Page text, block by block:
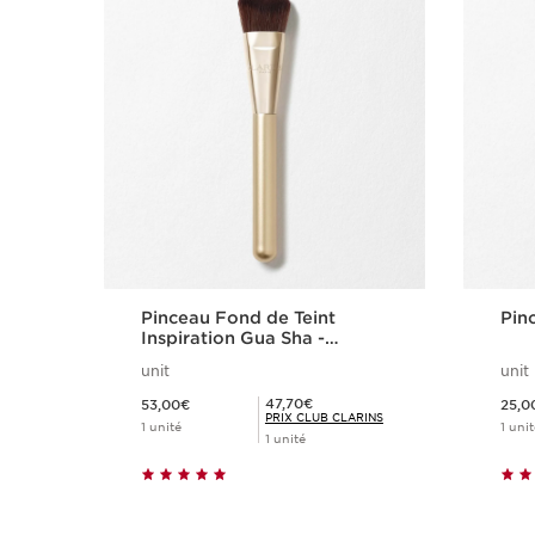
Pinceau Fond de Teint
Inspiration Gua Sha -
effet liftant
unit
53,00€
1 unité
Prix Club Clarins 47,70€
47,70€
PRIX CLUB CLARINS
1 unité
Achat rapide
unit
1